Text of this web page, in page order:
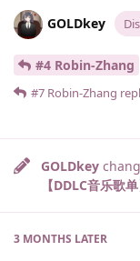
GOLDkey
#4 Robin-Zhang
#7 Robin-Zhang
GOLDkey
【DDLC音乐歌
3 MONTHS LATER